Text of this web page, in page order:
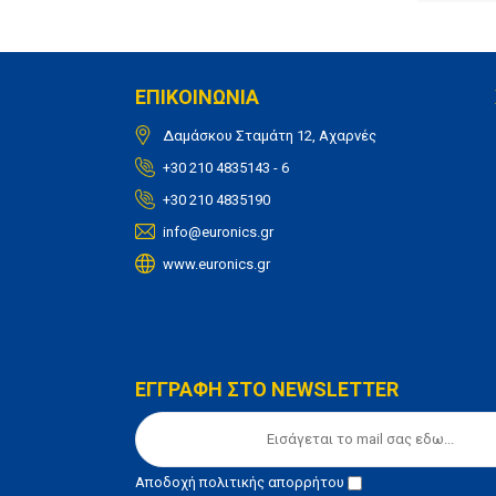
ΕΠΙΚΟΙΝΩΝΙΑ
Δαμάσκου Σταμάτη 12, Αχαρνές
+30 210 4835143 - 6
+30 210 4835190
info@euronics.gr
www.euronics.gr
ΕΓΓΡΑΦΗ ΣΤΟ NEWSLETTER
Αποδοχήπολιτικής απορρήτου